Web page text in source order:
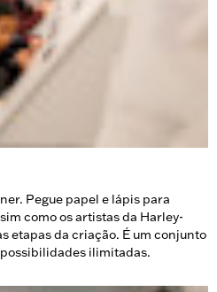
Pegue papel e lápis para
como os artistas da Harley-
etapas da criação. É um conjunto
ilimitadas.